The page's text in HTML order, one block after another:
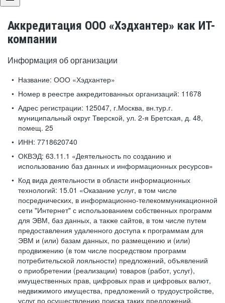
Аккредитация ООО «Хэдхантер» как ИТ-
компании
Информация об организации
Название: ООО «Хэдхантер»
Номер в реестре аккредитованных организаций: 11678
Адрес регистрации: 125047, г.Москва, вн.тур.г.
муниципальный округ Тверской, ул. 2-я Бретская, д. 48,
помещ. 25
ИНН: 7718620740
ОКВЭД: 63.11.1 «Деятельность по созданию и
использованию баз данных и информационных ресурсов»
Код вида деятельности в области информационных
технологий: 15.01 «Оказание услуг, в том числе
посреднических, в информационно-телекоммуникационной
сети "Интернет" с использованием собственных программ
для ЭВМ, баз данных, а также сайтов, в том числе путем
предоставления удаленного доступа к программам для
ЭВМ и (или) базам данных, по размещению и (или)
продвижению (в том числе посредством программ
потребительской лояльности) предложений, объявлений
о приобретении (реализации) товаров (работ, услуг),
имущественных прав, цифровых прав и цифровых валют,
недвижимого имущества, предложений о трудоустройстве,
услуг по осуществлению поиска таких предложений,